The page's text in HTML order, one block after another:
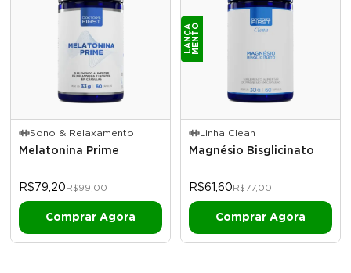
Sono & Relaxamento
Melatonina Prime
R$79,20R$99,00
L
A
N
Ç
A
M
E
N
TO
Linha Clean
Magnésio Bisglicinato
R$61,60R$77,00